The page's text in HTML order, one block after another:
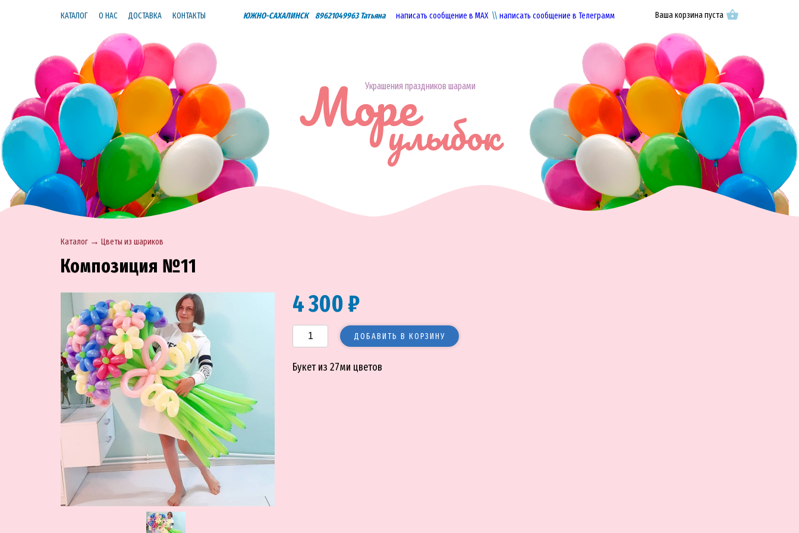
КАТАЛОГ О НАС ДОСТАВКА КОНТАКТЫ ЮЖНО-САХАЛИНСК 89621049963 Татьяна написать сообщение в МАХ\\ написать сообщение в Телеграмм Ваша корзина пуста
Украшения праздников шарами
Мореулыбок
Каталог → Цветы из шариков
Композиция №11
4 300 ₽
ДОБАВИТЬ В КОРЗИНУ
Букет из 27ми цветов